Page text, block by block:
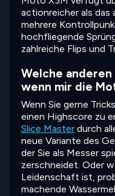
actionreicher als das
mehrere
hochfliegende
zahlreiche Flips und
Welche
wenn mir die
Wenn Sie gerne
einen Highscore zu
Slice Master durch
neue Variante des
der Sie als Messer
zerschneidet. Oder
Leidenschaft ist,
machende